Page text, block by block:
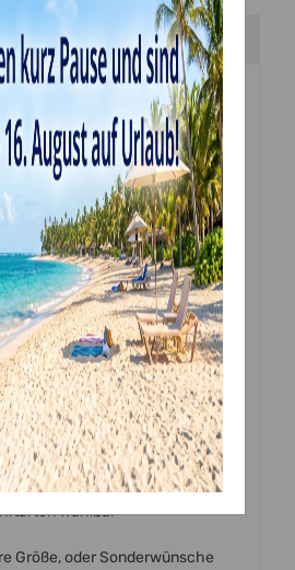
Holz (Birke)zum
und Kuchen.
mit einem hochmodernen
Detail von uns
weshalb jedes angefertigte
Maserung aufweist.
so zu einem Unikat!
Birke 3mm
wählbar
Größe, oder Sonderwünsche